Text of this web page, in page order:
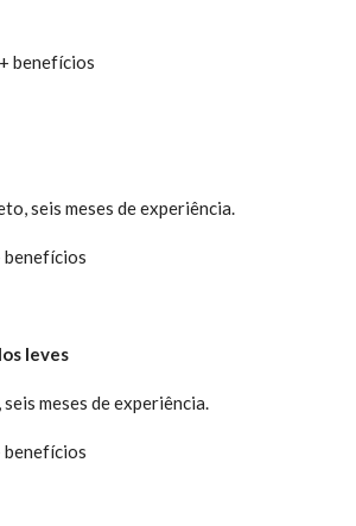
benefícios
seis meses de experiência.
benefícios
leves
meses de experiência.
benefícios